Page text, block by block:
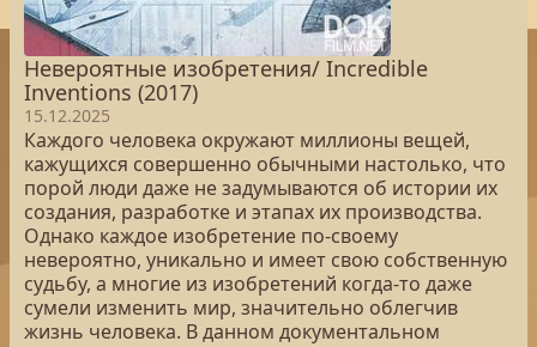
Невероятные изобретения/ Incredible
Inventions (2017)
15.12.2025
Каждого человека окружают миллионы вещей,
кажущихся совершенно обычными настолько, что
порой люди даже не задумываются об истории их
создания, разработке и этапах их производства.
Однако каждое изобретение по-своему
невероятно, уникально и имеет свою собственную
судьбу, а многие из изобретений когда-то даже
сумели изменить мир, значительно облегчив
жизнь человека. В данном документальном